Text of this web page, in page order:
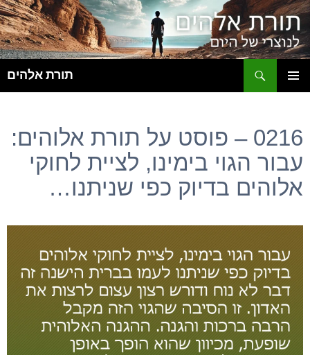
תורת אלהים
0216 – פוסט על תורת אלוהים:
עבור הגוי בימינו, לציית לחוקי
אלוהים בדיוק כפי שניתנו…